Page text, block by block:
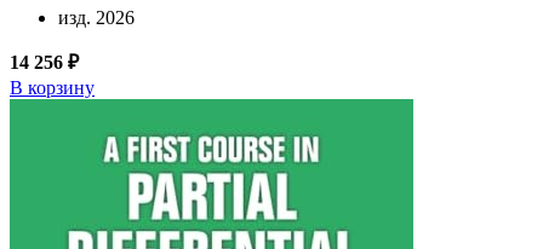
изд. 2026
14 256 ₽
В корзину